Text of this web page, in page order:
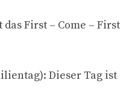
First – Come – First
Dieser Tag ist